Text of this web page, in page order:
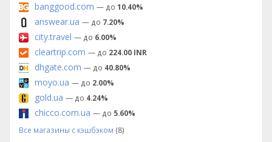
banggood.com — до 10.40%
answear.ua — до 7.20%
city.travel — до 6.00%
cleartrip.com — до 224.00 INR
dhgate.com — до 40.80%
moyo.ua — до 2.00%
gold.ua — до 4.24%
chicco.com.ua — до 5.60%
Все магазины с кэшбэком (8)